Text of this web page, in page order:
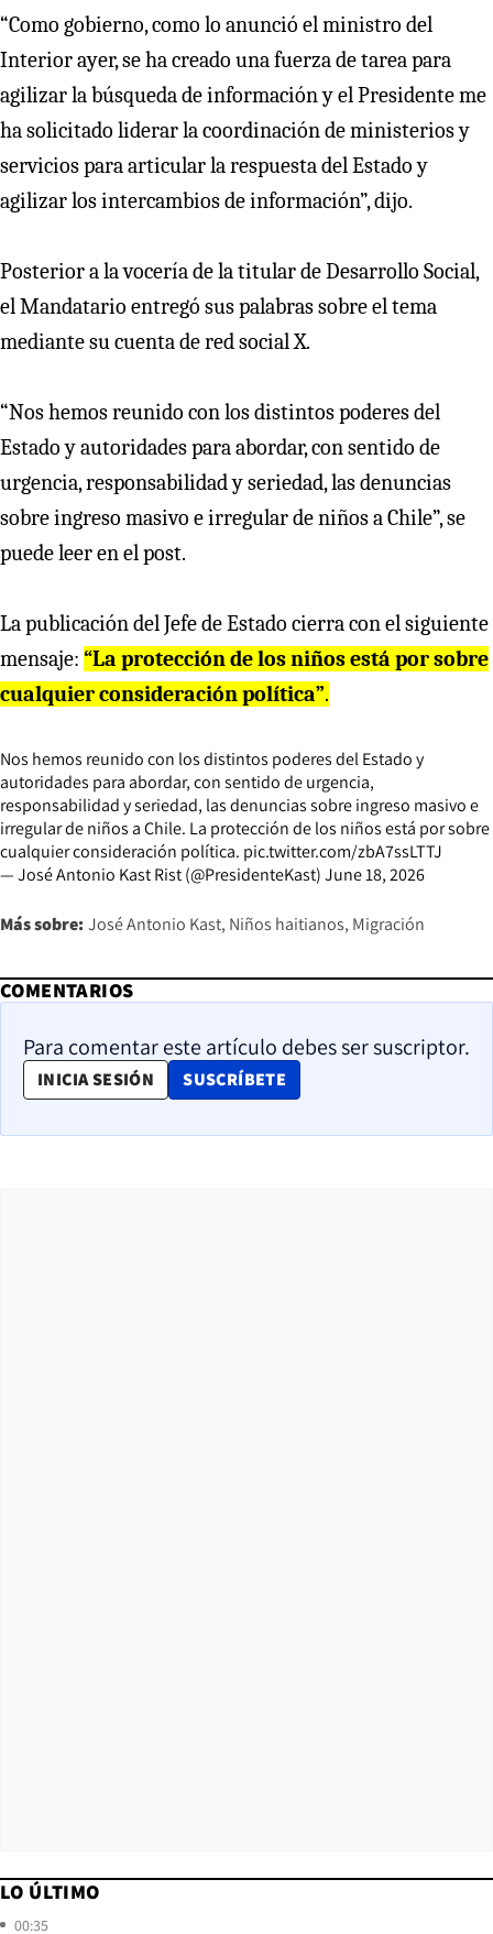
“Como gobierno, como lo anunció el ministro del
Interior ayer, se ha creado una fuerza de tarea para
agilizar la búsqueda de información y el Presidente me
ha solicitado liderar la coordinación de ministerios y
servicios para articular la respuesta del Estado y
agilizar los intercambios de información”, dijo.
Posterior a la vocería de la titular de Desarrollo Social,
el Mandatario entregó sus palabras sobre el tema
mediante su cuenta de red social X.
“Nos hemos reunido con los distintos poderes del
Estado y autoridades para abordar, con sentido de
urgencia, responsabilidad y seriedad, las denuncias
sobre ingreso masivo e irregular de niños a Chile”, se
puede leer en el post.
La publicación del Jefe de Estado cierra con el siguiente
mensaje: “La protección de los niños está por sobre
cualquier consideración política”.
Nos hemos reunido con los distintos poderes del Estado y
autoridades para abordar, con sentido de urgencia,
responsabilidad y seriedad, las denuncias sobre ingreso masivo e
irregular de niños a Chile. La protección de los niños está por sobre
cualquier consideración política. pic.twitter.com/zbA7ssLTTJ
— José Antonio Kast Rist (@PresidenteKast)June 18, 2026
Más sobre: José Antonio Kast Niños haitianos Migración
COMENTARIOS
Para comentar este artículo debes ser suscriptor.
INICIA SESIÓN SUSCRÍBETE
OPENS IN NEW WINDOW
LO ÚLTIMO
00:35